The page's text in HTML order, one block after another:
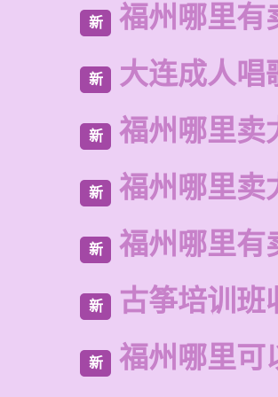
新 福州哪里有
新 大连成人唱
新 福州哪里卖
新 福州哪里卖
新 福州哪里有
新 古筝培训班
新 福州哪里可